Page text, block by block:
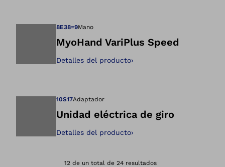
8E38=9Mano
MyoHand VariPlus Speed
Detalles del producto›
10S17Adaptador
Unidad eléctrica de giro
Detalles del producto›
12 de un total de 24 resultados